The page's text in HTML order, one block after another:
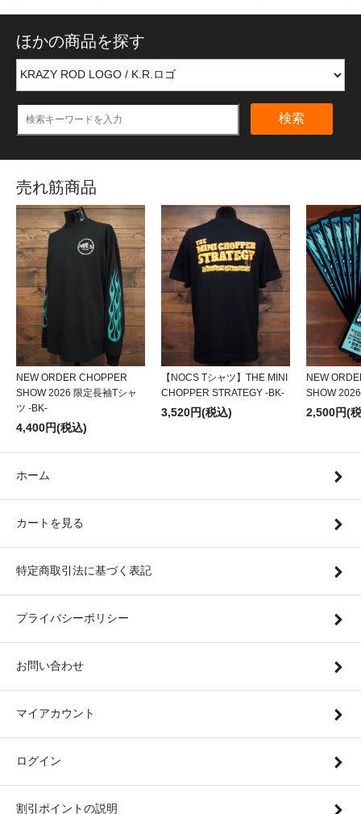
ほかの商品を探す
検索
売れ筋商品
NEW ORDER CHOPPER
SHOW 2026 限定長袖Tシャ
ツ -BK-
4,400円(税込)
【NOCS Tシャツ】THE MINI
CHOPPER STRATEGY -BK-
3,520円(税込)
NEW
SHOW
2,500円(
ホーム
カートを見る
特定商取引法に基づく表記
プライバシーポリシー
お問い合わせ
マイアカウント
ログイン
割引ポイントの説明